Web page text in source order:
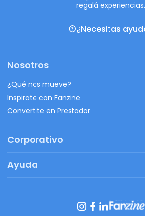
regalá experiencias.
¿Necesitas
Nosotros
¿Qué nos mueve?
Inspirate con Fanzine
Convertite en Prestador
Corporativo
Regalos originales
Ayuda
Botón de arrepentimiento